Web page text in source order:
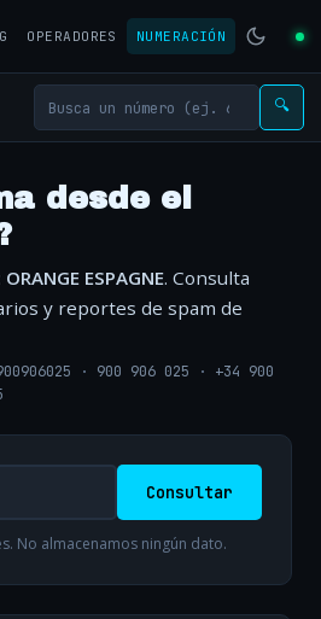
OPERADORES NUMERACIÓN
🔍
desde el
ORANGE ESPAGNE. Consulta
y reportes de spam de
· 900 906 025 · +34 900
Consultar
No almacenamos ningún dato.